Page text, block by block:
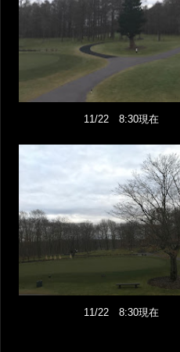
11/22 8:30現在
11/22 8:30現在